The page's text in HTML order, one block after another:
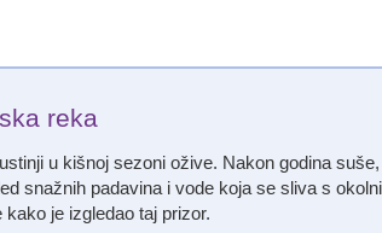
reka
u kišnoj sezoni ožive. Nakon godina
snažnih padavina i vode koja se sliva s
kako je izgledao taj prizor.